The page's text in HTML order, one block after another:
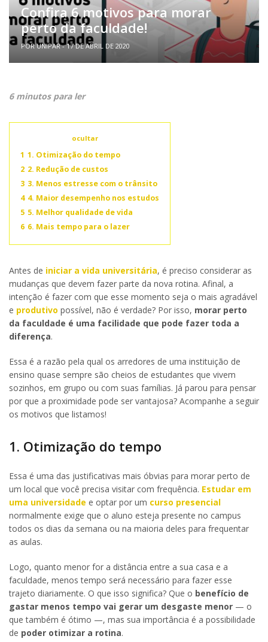
Confira 6 motivos para morar
perto da faculdade!
POR UNIPAR - 17 DE ABRIL DE 2020
6 minutos para ler
ocultar
1 1. Otimização do tempo
2 2. Redução de custos
3 3. Menos estresse com o trânsito
4 4. Maior desempenho nos estudos
5 5. Melhor qualidade de vida
6 6. Mais tempo para o lazer
Antes de iniciar a vida universitária, é preciso considerar as
mudanças que devem fazer parte da nova rotina. Afinal, a
intenção é fazer com que esse momento seja o mais agradável
e produtivo possível, não é verdade? Por isso, morar perto
da faculdade é uma facilidade que pode fazer toda a
diferença.
Essa é a razão pela qual os arredores de uma instituição de
ensino quase sempre são cheios de estudantes que vivem
sozinhos, em grupo ou com suas famílias. Já parou para pensar
por que a proximidade pode ser vantajosa? Acompanhe a seguir
os motivos que listamos!
1. Otimização do tempo
Essa é uma das justificativas mais óbvias para morar perto de
um local que você precisa visitar com frequência. Estudar em
uma universidade e optar por um curso presencial
normalmente exige que o aluno esteja presente no campus
todos os dias da semana ou na maioria deles para frequentar
as aulas.
Logo, quanto menor for a distância entre a sua casa e a
faculdade, menos tempo será necessário para fazer esse
trajeto diariamente. O que isso significa? Que o benefício de
gastar menos tempo vai gerar um desgaste menor — o
que também é ótimo —, mas sua importância é a possibilidade
de poder otimizar a rotina.